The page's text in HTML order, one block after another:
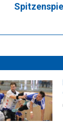
Nächster